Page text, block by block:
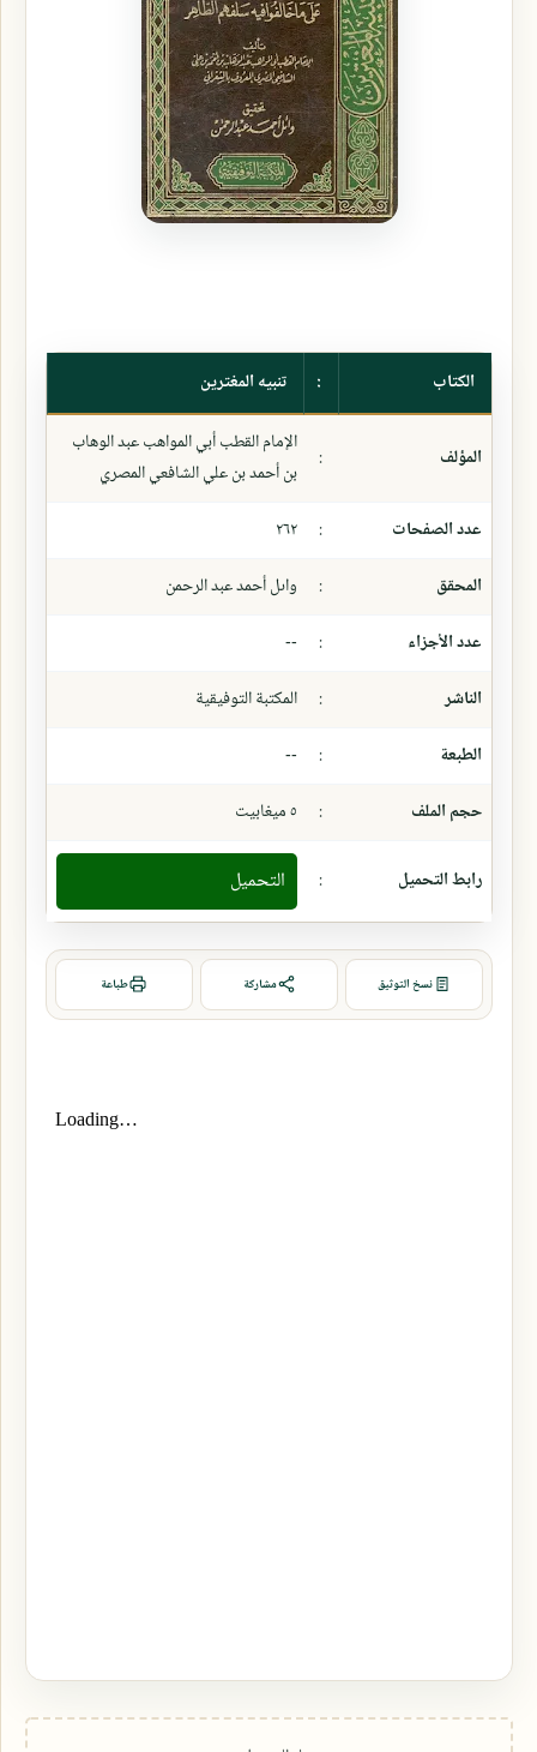
الكتاب : تنبيه المغترين
المؤلف :
الإمام القطب أبي المواهب عبد الوهاب
بن أحمد بن علي الشافعي المصري
عدد الصفحات
:
٢٦٢
المحقق
:
واىل أحمد عبد الرحمن
عدد الأجزاء
:
--
الناشر
:
المكتبة التوفيقية
الطبعة
:
--
حجم الملف
: ٥ ميغابيت
رابط التحميل : التحميل
نسخ التوثيق مشاركة طباعة